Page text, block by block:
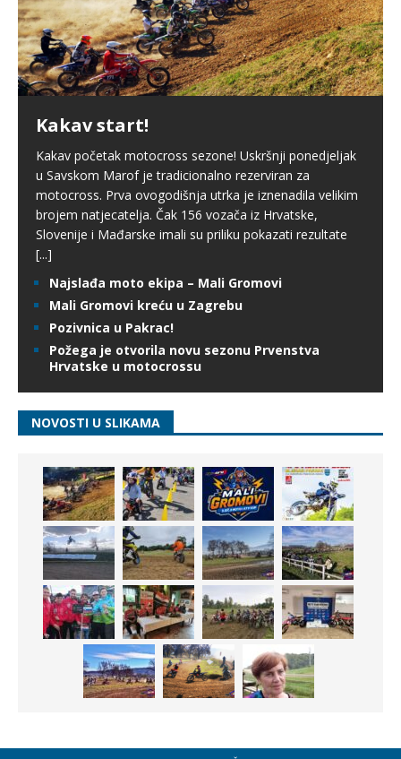
Kakav start!
Kakav početak motocross sezone! Uskršnji ponedjeljak
u Savskom Marof je tradicionalno rezerviran za
motocross. Prva ovogodišnja utrka je iznenadila velikim
brojem natjecatelja. Čak 156 vozača iz Hrvatske,
Slovenije i Mađarske imali su priliku pokazati rezultate
[...]
Najslađa moto ekipa – Mali Gromovi
Mali Gromovi kreću u Zagrebu
Pozivnica u Pakrac!
Požega je otvorila novu sezonu Prvenstva
Hrvatske u motocrossu
NOVOSTI U SLIKAMA